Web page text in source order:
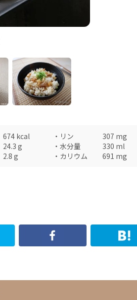
674 kcal ・ リン 307 mg
24.3 g ・ 水分量 330 ml
2.8 g ・ カリウム 691 mg